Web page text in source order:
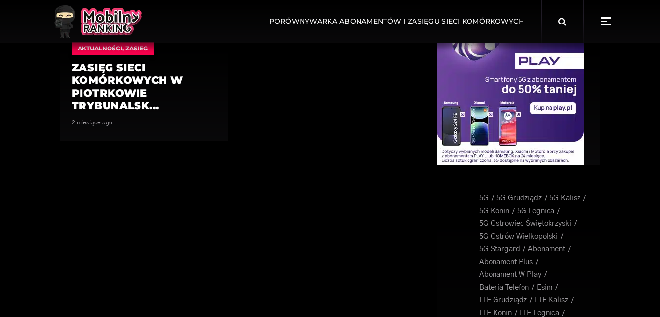
PORÓWNYWARKA ABONAMENTÓW I ZASIĘGU SIECI KOMÓRKOWYCH
for:
AKTUALNOŚCI,ZASIEG
ZASIĘG SIECI
KOMÓRKOWYCH W
PIOTRKOWIE
TRYBUNALSK...
2 miesiące ago
5G 5G Grudziądz
5G Kalisz
5G Konin
5G Legnica
5G Ostrowiec Świętokrzyski
5G Ostrów Wielkopolski
5G Stargard
Abonament
Abonament Plus
Abonament W Play
Bateria Telefon
Esim
LTE Grudziądz
LTE Kalisz
LTE Konin
LTE Legnica